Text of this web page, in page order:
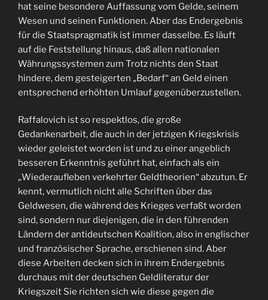
hat seine besondere Auffassung vom Gelde, seinem
Wesen und seinen Funktionen. Aber das Endergebnis
für die Staatspragmatik ist immer dasselbe. Es läuft
auf die Feststellung hinaus, daß allen nationalen
Währungssystemen zum Trotz nichts den Staat
hindere, dem gesteigerten „Bedarf“ an Geld einen
entsprechend erhöhten Umlauf gegenüberzustellen.
Raffalovich ist so respektlos, die große
Gedankenarbeit, die auch in der jetzigen Kriegskrisis
wieder geleistet worden ist und zu einer angeblich
besseren Erkenntnis geführt hat, einfach als ein
„Wiederaufleben verkehrter Geldtheorien“ abzutun. Er
kennt, vermutlich nicht alle Schriften über das
Geldwesen, die während des Krieges verfaßt worden
sind, sondern nur diejenigen, die in den führenden
Ländern der antideutschen Koalition, also in englischer
und französischer Sprache, erschienen sind. Aber
diese Arbeiten decken sich in ihrem Endergebnis
durchaus mit der deutschen Geldliteratur der
Kriegszeit Sie richten sich wie diese gegen die